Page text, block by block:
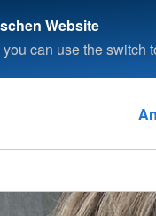
Website
can use the switch